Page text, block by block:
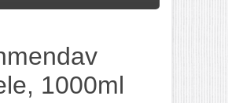
1000ml